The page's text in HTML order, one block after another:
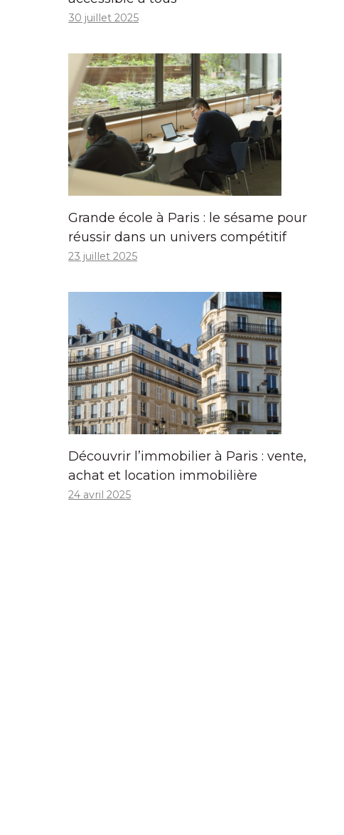
30 juillet 2025
Grande école à Paris : le sésame pour
réussir dans un univers compétitif
23 juillet 2025
Découvrir l’immobilier à Paris : vente,
achat et location immobilière
24 avril 2025